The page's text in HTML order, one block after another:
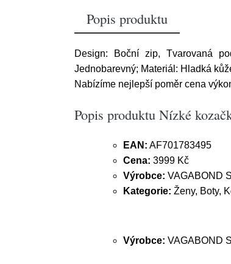
Popis produktu
Design: Boční zip, Tvarovaná
Jednobarevný; Materiál: Hladká
Nabízíme nejlepší poměr cena
Popis produktu Nízké
EAN: AF701783495
Cena: 3999 Kč
Výrobce: VAGABOND
Kategorie: Ženy, Boty,
Výrobce: VAGABOND